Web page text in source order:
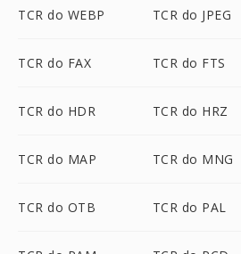
TCR do WEBP TCR do JPEG
TCR do FAX TCR do FTS
TCR do HDR TCR do HRZ
TCR do MAP TCR do MNG
TCR do OTB TCR do PAL